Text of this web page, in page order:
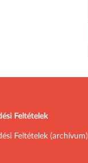
Feltételek
Feltételek (archívum)